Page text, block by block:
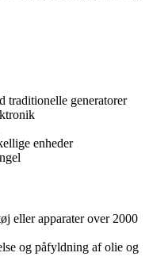
traditionelle generatorer
enheder
eller apparater over 2000
og påfyldning af olie og